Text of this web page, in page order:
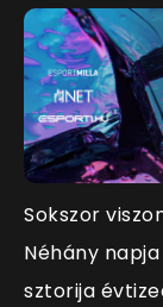
Sokszor
Néhány
sztorija